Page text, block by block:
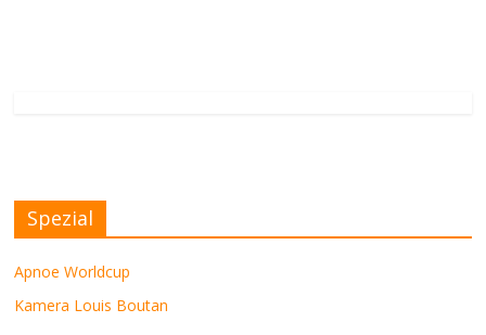
Spezial
Apnoe Worldcup
Kamera Louis Boutan